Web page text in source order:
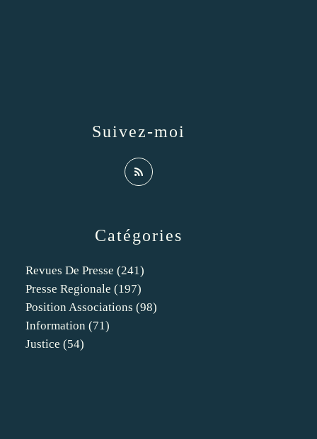
Catégories
Revues De Presse (241)
Presse Regionale (197)
Position Associations (98)
Information (71)
Justice (54)
Suivez-moi